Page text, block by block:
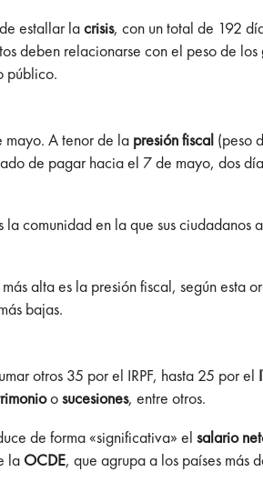
estallar lacrisis, con un total de 192
deben relacionarse con el peso de los
público.
mayo. A tenor de la presión fiscal (peso
de pagar hacia el 7 de mayo, dos
comunidad en la que sus ciudadanos
alta es la presión fiscal, según esta
bajas.
otros 35 por el IRPF, hasta 25 por el
osucesiones, entre otros.
de forma «significativa» elsalario
la OCDE, que agrupa a los países más